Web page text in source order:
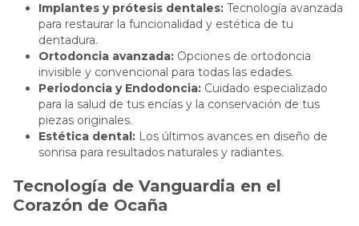
Implantes y prótesis dentales: Tecnología avanzada
para restaurar la funcionalidad y estética de tu
dentadura.
Ortodoncia avanzada: Opciones de ortodoncia
invisible y convencional para todas las edades.
Periodoncia y Endodoncia: Cuidado especializado
para la salud de tus encías y la conservación de tus
piezas originales.
Estética dental: Los últimos avances en diseño de
sonrisa para resultados naturales y radiantes.
Tecnología de Vanguardia en el
Corazón de Ocaña